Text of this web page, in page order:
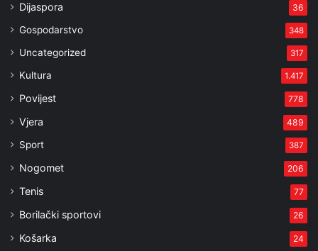
Dijaspora 36
Gospodarstvo 348
Uncategorized 317
Kultura 1.417
Povijest 778
Vjera 489
Sport 387
Nogomet 206
Tenis 77
Borilački sportovi 26
Košarka 24